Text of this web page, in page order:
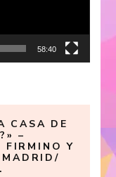
58:40
CASA DE
–
FIRMINO Y